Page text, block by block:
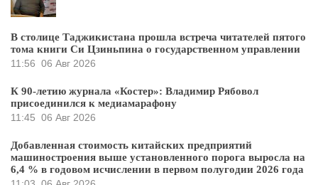
В столице Таджикистана прошла встреча читателей пятого
тома книги Си Цзиньпина о государственном управлении
11:56 06 Авг 2026
К 90-летию журнала «Костер»: Владимир Рябовол
присоединился к медиамарафону
11:45 06 Авг 2026
Добавленная стоимость китайских предприятий
машиностроения выше установленного порога выросла на
6,4 % в годовом исчислении в первом полугодии 2026 года